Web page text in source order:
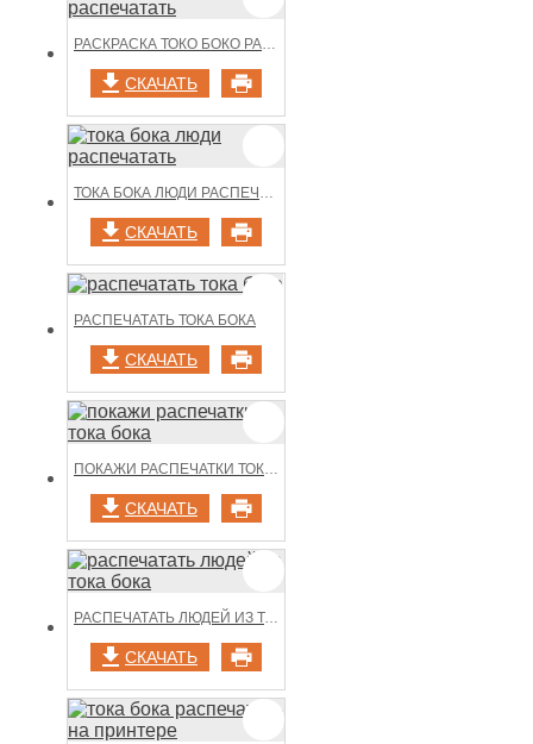
РАСКРАСКА ТОКО БОКО РАСПЕЧАТАТЬ
СКАЧАТЬ
ТОКА БОКА ЛЮДИ РАСПЕЧАТАТЬ
СКАЧАТЬ
РАСПЕЧАТАТЬ ТОКА БОКА
СКАЧАТЬ
ПОКАЖИ РАСПЕЧАТКИ ТОКА БОКА
СКАЧАТЬ
РАСПЕЧАТАТЬ ЛЮДЕЙ ИЗ ТОКА БОКА
СКАЧАТЬ